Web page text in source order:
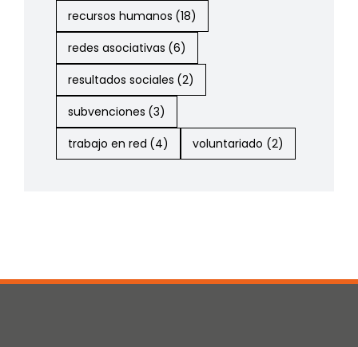
recursos humanos (18)
redes asociativas (6)
resultados sociales (2)
subvenciones (3)
trabajo en red (4) voluntariado (2)